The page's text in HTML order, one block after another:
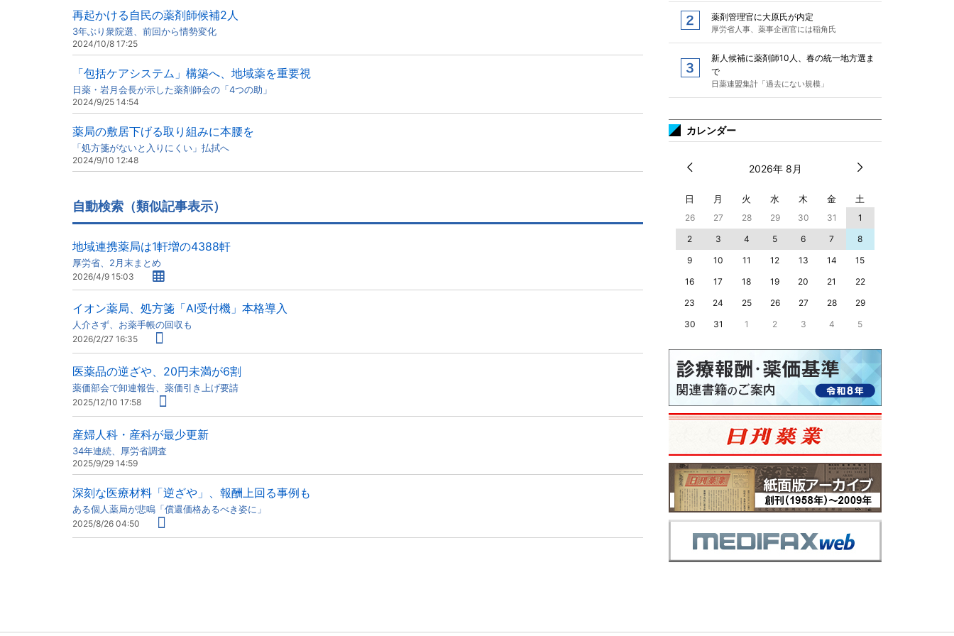
再起かける自民の薬剤師候補2人
3年ぶり衆院選、前回から情勢変化
2024/10/8 17:25
「包括ケアシステム」構築へ、地域薬を重要視
日薬・岩月会長が示した薬剤師会の「4つの助」
2024/9/25 14:54
薬局の敷居下げる取り組みに本腰を
「処方箋がないと入りにくい」払拭へ
2024/9/10 12:48
自動検索（類似記事表示）
地域連携薬局は1軒増の4388軒
厚労省、2月末まとめ
2026/4/9 15:03
イオン薬局、処方箋「AI受付機」本格導入
人介さず、お薬手帳の回収も
2026/2/27 16:35
医薬品の逆ざや、20円未満が6割
薬価部会で卸連報告、薬価引き上げ要請
2025/12/10 17:58
産婦人科・産科が最少更新
34年連続、厚労省調査
2025/9/29 14:59
深刻な医療材料「逆ざや」、報酬上回る事例も
ある個人薬局が悲鳴「償還価格あるべき姿に」
2025/8/26 04:50
薬剤管理官に大原氏が内定
厚労省人事、薬事企画官には稲角氏
新人候補に薬剤師10人、春の統一地方選ま
で
日薬連盟集計「過去にない規模」
カレンダー
2026年 8月
日 月 火 水 木 金 土
26 27 28 29 30 31
1
2
3 4 5 6 7
8
9
10 11 12 13 14
15
16
17 18 19 20 21
22
23
24 25 26 27 28
29
30
31 1 2 3 4 5